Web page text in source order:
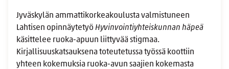
Jyväskylän ammattikorkeakoulusta valmistuneen
Lahtisen opinnäytetyöHyvinvointiyhteiskunnan häpeä
käsittelee ruoka-apuun liittyvää stigmaa.
Kirjallisuuskatsauksena toteutetussa työssä koottiin
yhteen kokemuksia ruoka-avun saajien kokemasta